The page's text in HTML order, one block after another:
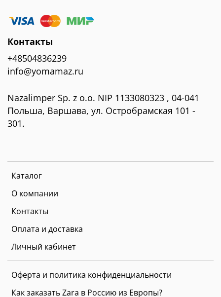
Каталог
О компании
Контакты
Оплата и доставка
Личный кабинет
Оферта и политика конфиденциальности
Как заказать Zara в Россию из Европы?
Контакты
+48504836239
info@yomamaz.ru
Nazalimper Sp. z o.o. NIP 1133080323 , 04-041
Польша, Варшава, ул. Остробрамская 101 -
301.